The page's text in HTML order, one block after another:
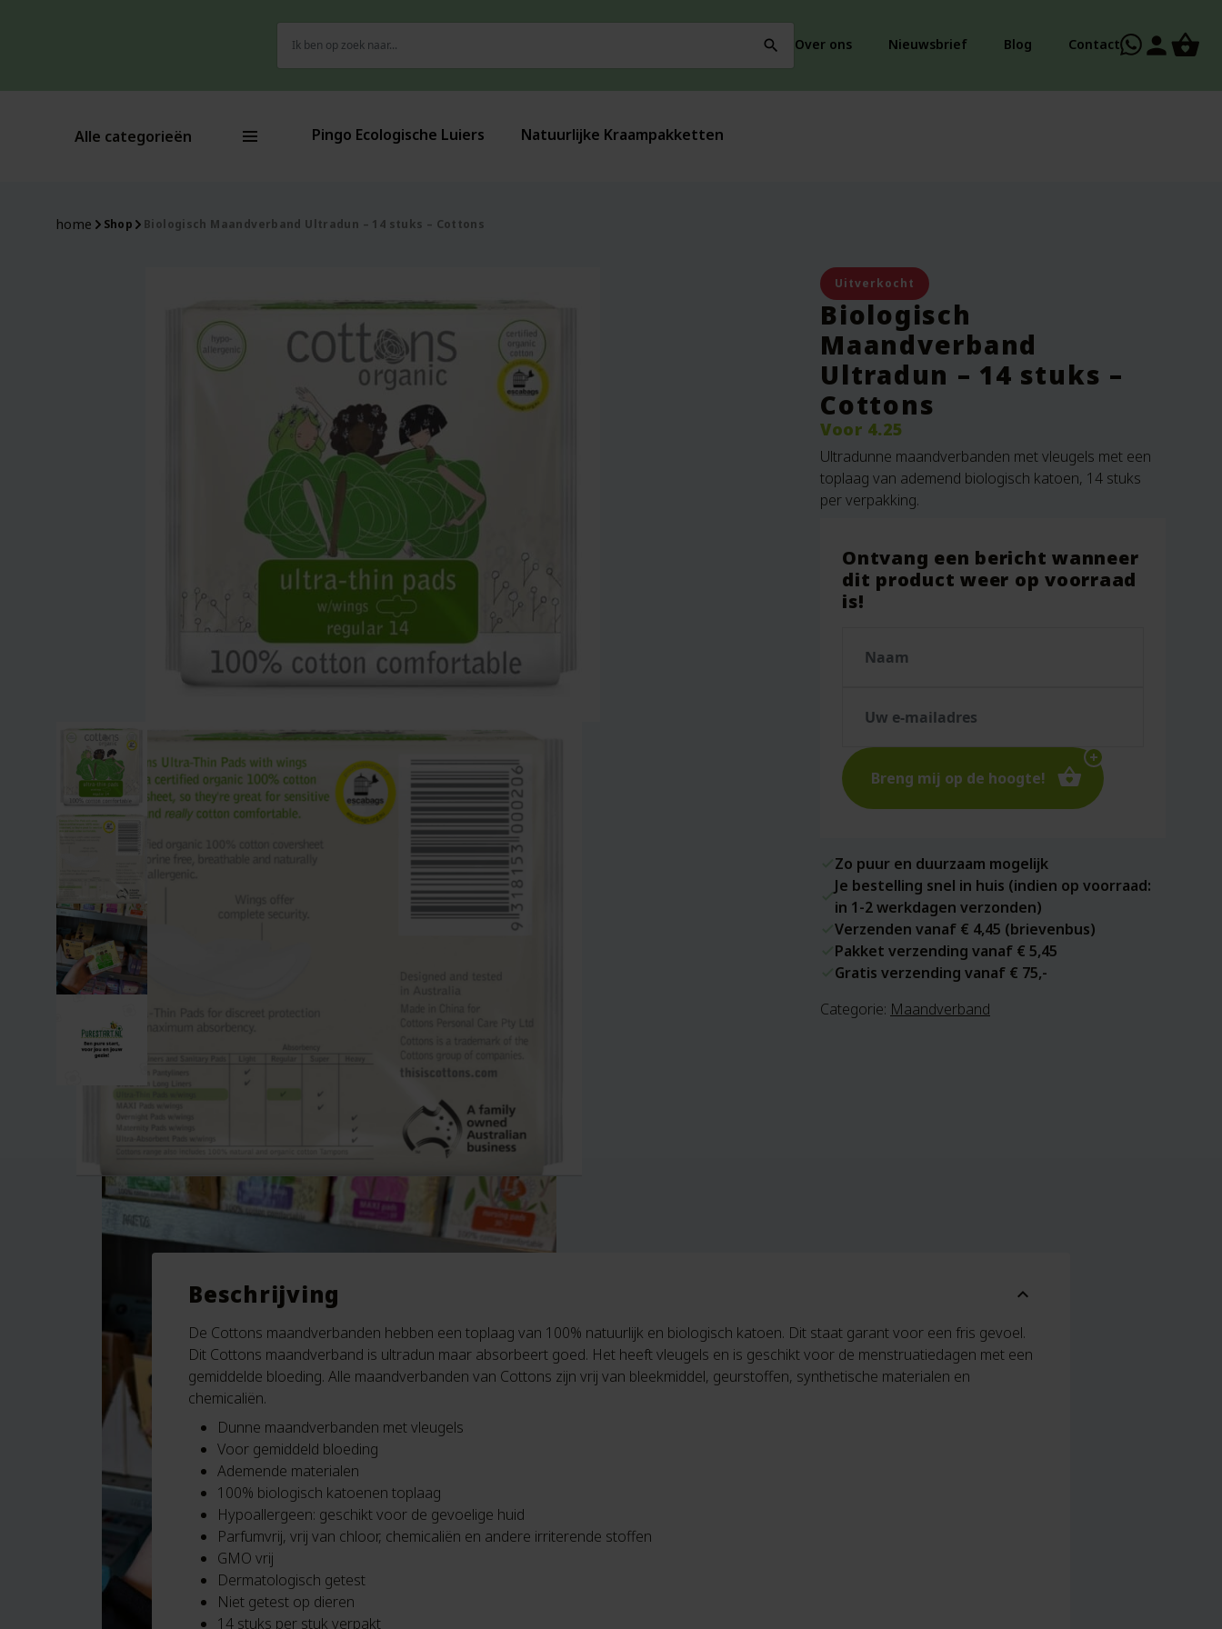
naar:
search Over ons Nieuwsbrief Blog Contact person
Alle categorieën Pingo Ecologische Luiers Natuurlijke Kraampakketten
home Shop Biologisch Maandverband Ultradun – 14 stuks – Cottons
Uitverkocht
Biologisch
Maandverband
Ultradun – 14 stuks –
Cottons
Voor 4.25
Ultradunne maandverbanden met vleugels met een
toplaag van ademend biologisch katoen, 14 stuks
per verpakking.
Ontvang een bericht wanneer
dit product weer op voorraad
is!
Breng mij op de hoogte!
Zo puur en duurzaam mogelijk
Je bestelling snel in huis (indien op voorraad:
in 1-2 werkdagen verzonden)
Verzenden vanaf € 4,45 (brievenbus)
Pakket verzending vanaf € 5,45
Gratis verzending vanaf € 75,-
Categorie: Maandverband
Beschrijving expand_more
De Cottons maandverbanden hebben een toplaag van 100% natuurlijk en biologisch katoen. Dit staat garant voor een fris gevoel.
Dit Cottons maandverband is ultradun maar absorbeert goed. Het heeft vleugels en is geschikt voor de menstruatiedagen met een
gemiddelde bloeding. Alle maandverbanden van Cottons zijn vrij van bleekmiddel, geurstoffen, synthetische materialen en
chemicaliën.
Dunne maandverbanden met vleugels
Voor gemiddeld bloeding
Ademende materialen
100% biologisch katoenen toplaag
Hypoallergeen: geschikt voor de gevoelige huid
Parfumvrij, vrij van chloor, chemicaliën en andere irriterende stoffen
GMO vrij
Dermatologisch getest
Niet getest op dieren
14 stuks per stuk verpakt